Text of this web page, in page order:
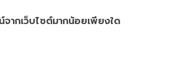
ากเว็บไซต์มากน้อยเพียงใด